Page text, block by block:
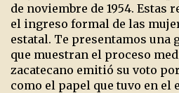
de noviembre de 1954.
el ingreso formal de las
estatal. Te presentamos una
que muestran el proceso
zacatecano emitió su voto
como el papel que tuvo en el